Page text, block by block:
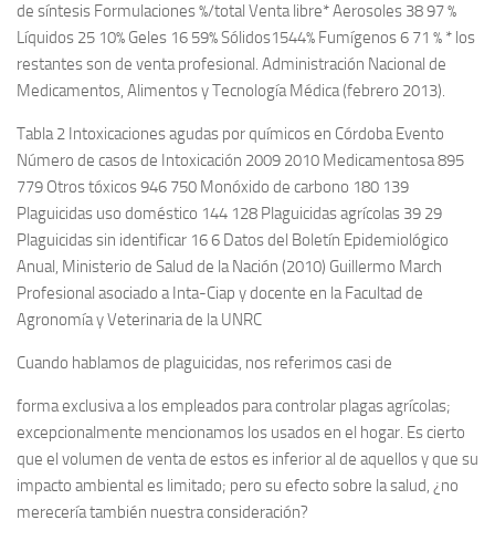
de síntesis Formulaciones %/total Venta libre* Aerosoles 38 97 %
Líquidos 25 10% Geles 16 59% Sólidos1544% Fumígenos 6 71 % * los
restantes son de venta profesional. Administración Nacional de
Medicamentos, Alimentos y Tecnología Médica (febrero 2013).
Tabla 2 Intoxicaciones agudas por químicos en Córdoba Evento
Número de casos de Intoxicación 2009 2010 Medicamentosa 895
779 Otros tóxicos 946 750 Monóxido de carbono 180 139
Plaguicidas uso doméstico 144 128 Plaguicidas agrícolas 39 29
Plaguicidas sin identificar 16 6 Datos del Boletín Epidemiológico
Anual, Ministerio de Salud de la Nación (2010) Guillermo March
Profesional asociado a Inta-Ciap y docente en la Facultad de
Agronomía y Veterinaria de la UNRC
Cuando hablamos de plaguicidas, nos referimos casi de
forma exclusiva a los empleados para controlar plagas agrícolas;
excepcionalmente mencionamos los usados en el hogar. Es cierto
que el volumen de venta de estos es inferior al de aquellos y que su
impacto ambiental es limitado; pero su efecto sobre la salud, ¿no
merecería también nuestra consideración?